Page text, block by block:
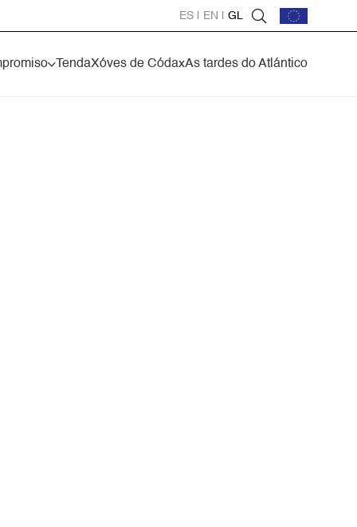
ES EN GL
TendaXóves de CódaxAs tardes do Atlántico